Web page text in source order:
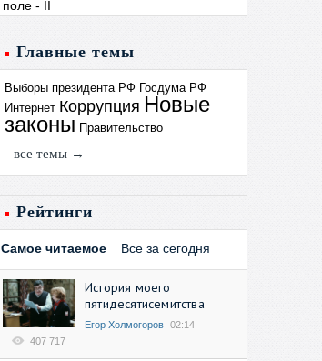
Главные темы
Выборы президента РФ Госдума РФ
Интернет Коррупция Новые
законы Правительство
все темы →
Рейтинги
Самое читаемое Все за сегодня
История моего
пятидесятисемитства
Егор Холмогоров 02:14
407 717